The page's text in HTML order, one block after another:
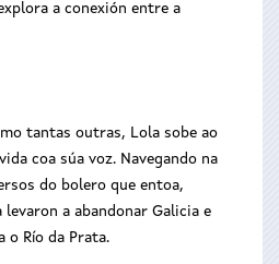
a conexión entre a
tantas outras, Lola sobe ao
coa súa voz. Navegando na
do bolero que entoa,
a abandonar Galicia e
o Río da Prata.